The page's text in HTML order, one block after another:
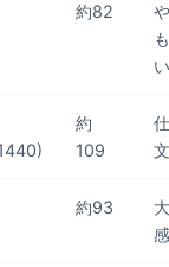
約82
い
約
109
約93